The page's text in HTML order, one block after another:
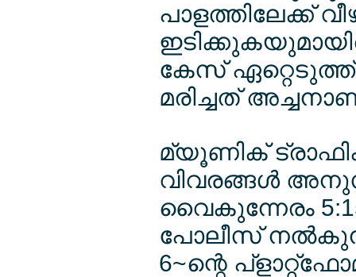
പാളത്തിലേക്ക്
കേസ്
മരിച്ചത്
മ്യൂണിക് ട്രാഫിക്
വിവരങ്ങള്‍
വൈകുന്നേരം
പോലീസ്
6~ന്റെ